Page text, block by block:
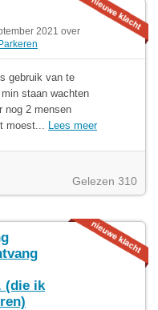
2021 over
gebruik van te
staan wachten
nog 2 mensen
moest... Lees meer
Gelezen 310
(die ik